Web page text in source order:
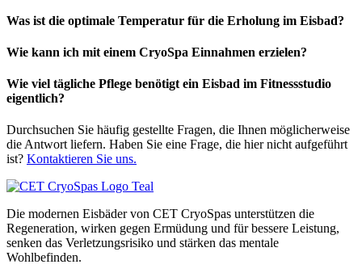
Was ist die optimale Temperatur für die Erholung im Eisbad?
Wie kann ich mit einem CryoSpa Einnahmen erzielen?
Wie viel tägliche Pflege benötigt ein Eisbad im Fitnessstudio
eigentlich?
Durchsuchen Sie häufig gestellte Fragen, die Ihnen möglicherweise
die Antwort liefern. Haben Sie eine Frage, die hier nicht aufgeführt
ist? Kontaktieren Sie uns.
Die modernen Eisbäder von CET CryoSpas unterstützen die
Regeneration, wirken gegen Ermüdung und für bessere Leistung,
senken das Verletzungsrisiko und stärken das mentale
Wohlbefinden.